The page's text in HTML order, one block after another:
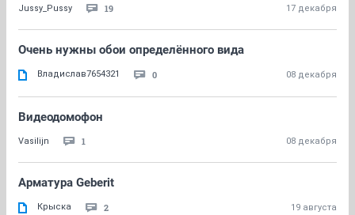
Jussy_Pussy 19 17 декабря
Очень нужны обои определённого вида
Владислав7654321 0 08 декабря
Видеодомофон
Vasilijn 1 08 декабря
Арматура Geberit
Крыска 2 19 августа